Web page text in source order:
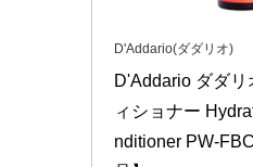
D'Addario(ダダリオ)
D'Addario ダダ
ィショナー
nditioner PW-